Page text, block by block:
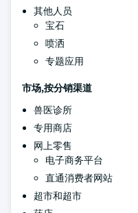
其他人员
宝石
喷洒
专题应用
市场,按分销渠道
兽医诊所
专用商店
网上零售
电子商务平台
直通消费者网站
超市和超市